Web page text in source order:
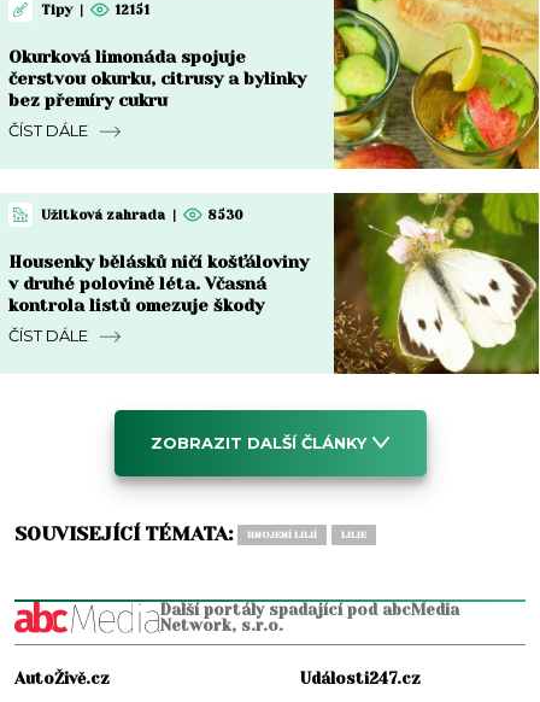
Tipy | 12151
Okurková limonáda spojuje
čerstvou okurku, citrusy a bylinky
bez přemíry cukru
ČÍST DÁLE
Užitková zahrada | 8530
Housenky bělásků ničí košťáloviny
v druhé polovině léta. Včasná
kontrola listů omezuje škody
ČÍST DÁLE
ZOBRAZIT DALŠÍ ČLÁNKY
SOUVISEJÍCÍ TÉMATA: HNOJENÍ LILIÍ LILIE
Další portály spadající pod abcMedia
Network, s.r.o.
AutoŽivě.cz
Události247.cz